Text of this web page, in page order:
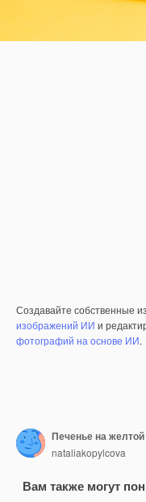
Создавайте собственные
изображений ИИ и
фотографий на основе ИИ.
nataliakopylcova
Вам также могут